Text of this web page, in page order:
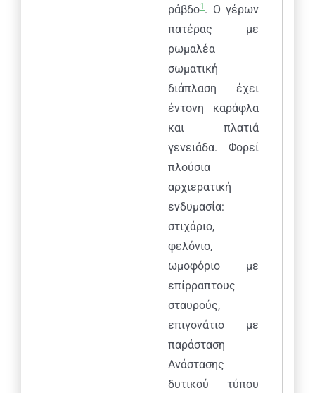
ράβδο1 . Ο γέρων
πατέρας με
ρωμαλέα
σωματική
διάπλαση έχει
έντονη καράφλα
και πλατιά
γενειάδα. Φορεί
πλούσια
αρχιερατική
ενδυμασία:
στιχάριο,
φελόνιο,
ωμοφόριο με
επίρραπτους
σταυρούς,
επιγονάτιο με
παράσταση
Ανάστασης
δυτικού τύπου